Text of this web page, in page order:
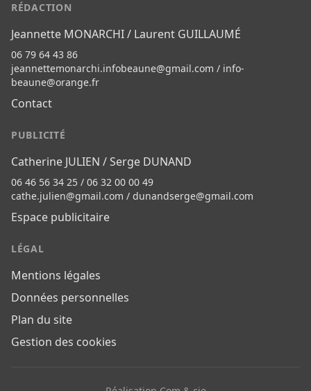
RÉDACTION
Jeannette MONARCHI / Laurent GUILLAUMÉ
06 79 64 43 86
jeannettemonarchi.infobeaune@gmail.com / info-
beaune@orange.fr
Contact
PUBLICITÉ
Catherine JULIEN / Serge DUNAND
06 46 56 34 25 / 06 32 00 00 49
cathe.julien@gmail.com / dunandserge@gmail.com
Espace publicitaire
LÉGAL
Mentions légales
Données personnelles
Plan du site
Gestion des cookies